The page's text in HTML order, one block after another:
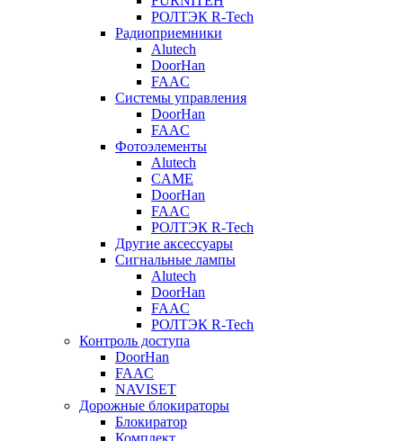
РОЛТЭК R-Tech
Радиоприемники
Alutech
DoorHan
FAAC
Системы управления
DoorHan
FAAC
Фотоэлементы
Alutech
CAME
DoorHan
FAAC
РОЛТЭК R-Tech
Другие аксессуары
Сигнальные лампы
Alutech
DoorHan
FAAC
РОЛТЭК R-Tech
Контроль доступа
DoorHan
FAAC
NAVISET
Дорожные блокираторы
Блокиратор
Комплект